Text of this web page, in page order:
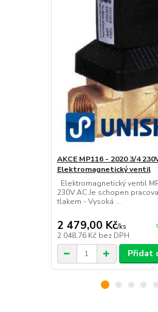
AKCE MP116 - 2020 3/4
Elektromagnetický ventil
Elektromagnetický ventil
230V AC Je schopen
tlakem - Vysoká ...
2 479,00 Kč/ks
2 048,76 Kč bez DPH
Přidat